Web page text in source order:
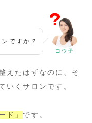
ですか？
ヨウ子
えたはずなのに、そ
いくサロンです。
ド」 です。